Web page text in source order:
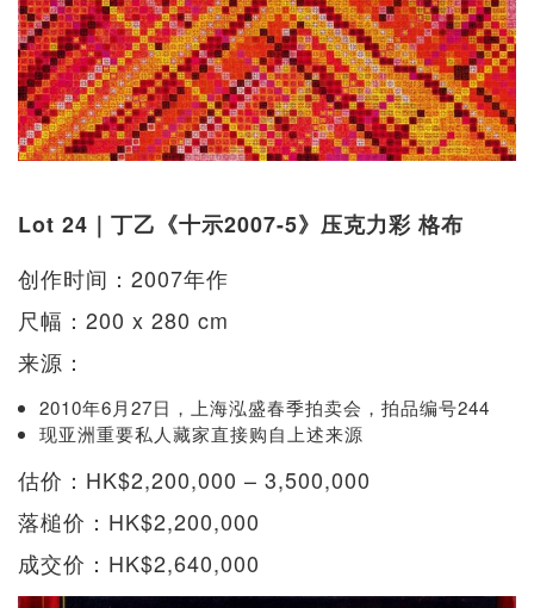
Lot 24｜丁乙《十示2007-5》压克力彩 格布
创作时间：2007年作
尺幅：200 x 280 cm
来源：
2010年6月27日，上海泓盛春季拍卖会，拍品编号244
现亚洲重要私人藏家直接购自上述来源
估价：HK$2,200,000 – 3,500,000
落槌价：HK$2,200,000
成交价：HK$2,640,000